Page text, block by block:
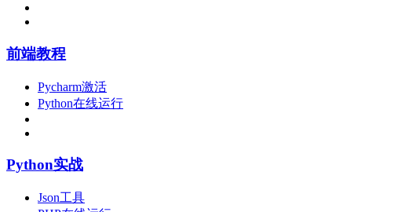
前端教程
Pycharm激活
Python在线运行
Python实战
Json工具